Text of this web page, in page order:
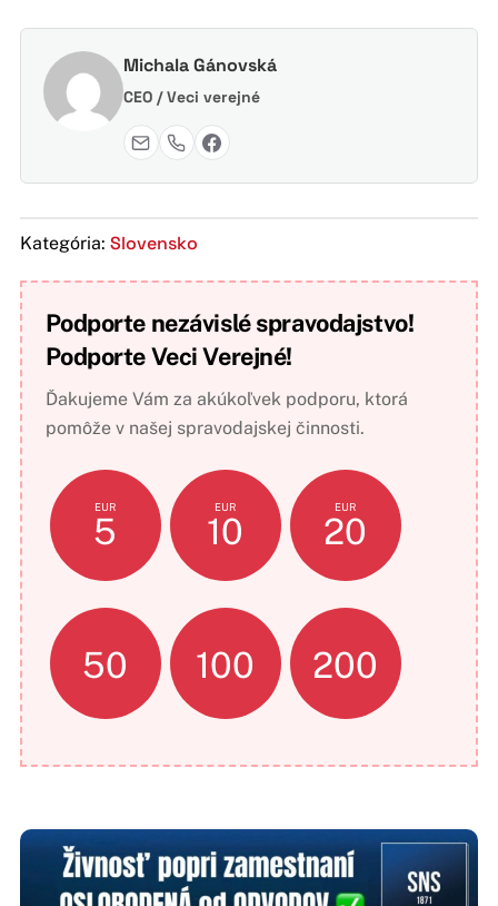
Michala Gánovská
CEO / Veci verejné
Kategória: Slovensko
Podporte nezávislé spravodajstvo!
Podporte Veci Verejné!
Ďakujeme Vám za akúkoľvek podporu, ktorá
pomôže v našej spravodajskej činnosti.
EUR
5
EUR
10
EUR
20
50 100 200